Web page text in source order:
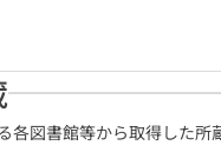
図書館等から取得した所